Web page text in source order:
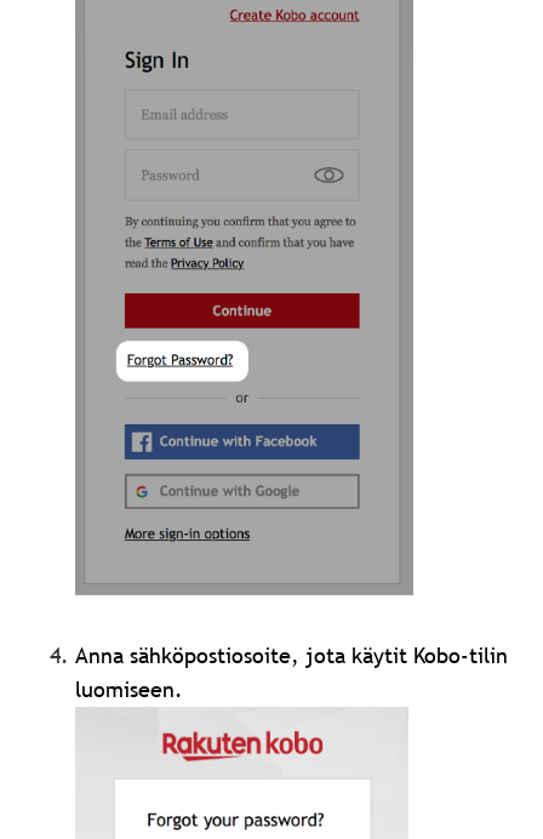
Anna sähköpostiosoite, jota käytit Kobo-tilin
luomiseen.